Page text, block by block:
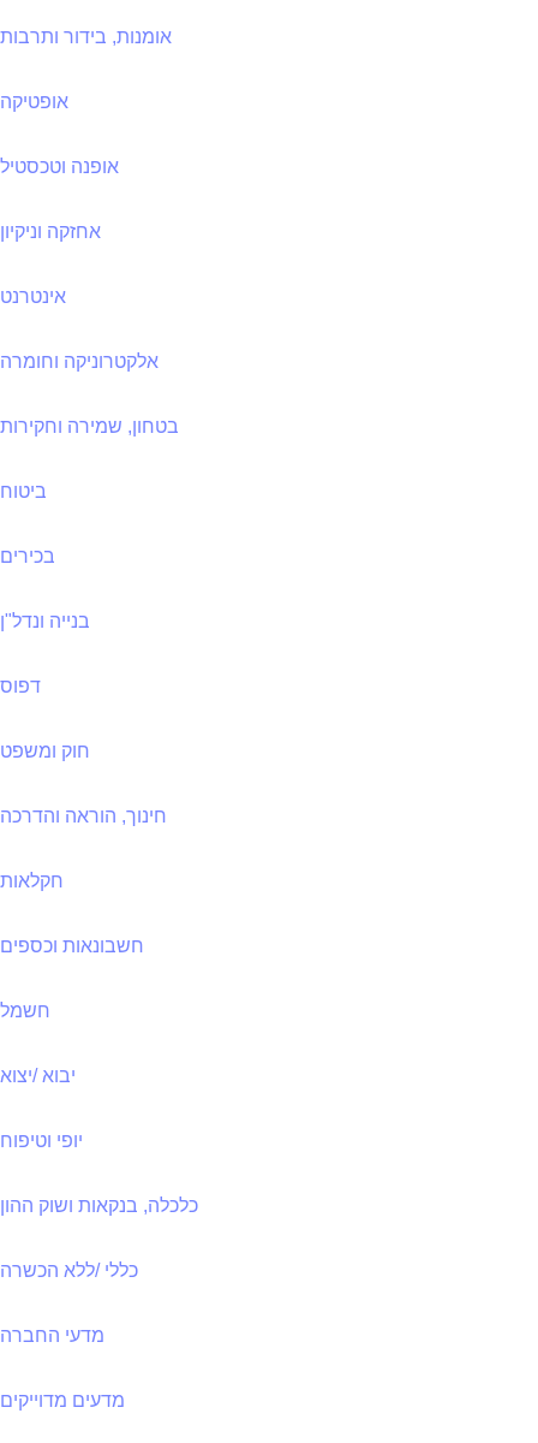
אומנות, בידור ותרבות
אופטיקה
אופנה וטכסטיל
אחזקה וניקיון
אינטרנט
אלקטרוניקה וחומרה
בטחון, שמירה וחקירות
ביטוח
בכירים
בנייה ונדל"ן
דפוס
חוק ומשפט
חינוך, הוראה והדרכה
חקלאות
חשבונאות וכספים
חשמל
יבוא /יצוא
יופי וטיפוח
כלכלה, בנקאות ושוק ההון
כללי /ללא הכשרה
מדעי החברה
מדעים מדוייקים